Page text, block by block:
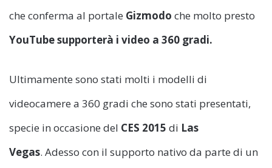
che conferma al portale Gizmodo che molto presto
YouTube supporterà i video a 360 gradi.
Ultimamente sono stati molti i modelli di
videocamere a 360 gradi che sono stati presentati,
specie in occasione del CES 2015 di Las
Vegas. Adesso con il supporto nativo da parte di un